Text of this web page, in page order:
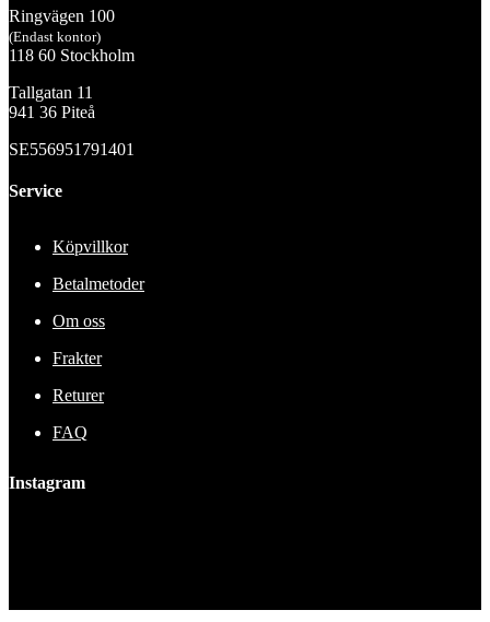
Ringvägen 100
(Endast kontor)
118 60 Stockholm
Tallgatan 11
941 36 Piteå
SE556951791401
Service
Köpvillkor
Betalmetoder
Om oss
Frakter
Returer
FAQ
Instagram